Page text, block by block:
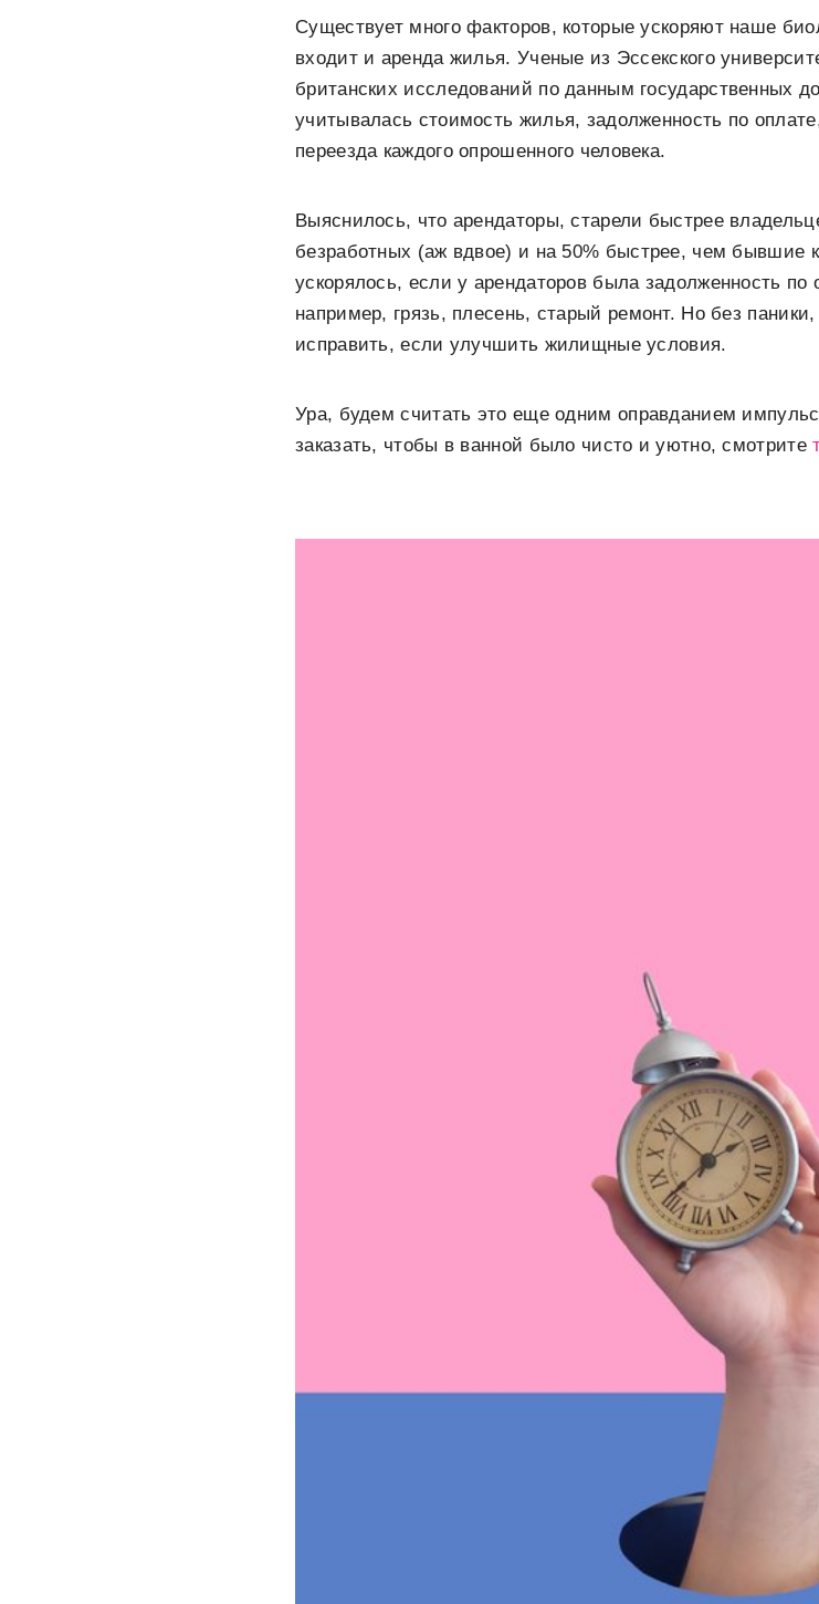
Существует много факторов, которые ускоряют наше
входит и аренда жилья. Ученые из Эссекского
британских исследований по данным государственных
учитывалась стоимость жилья, задолженность по
переезда каждого опрошенного человека.
Выяснилось, что арендаторы, старели быстрее
безработных (аж вдвое) и на 50% быстрее, чем бывшие
ускорялось, если у арендаторов была задолженность
например, грязь, плесень, старый ремонт. Но без
исправить, если улучшить жилищные условия.
Ура, будем считать это еще одним оправданием
заказать, чтобы в ванной было чисто и уютно, смотрите